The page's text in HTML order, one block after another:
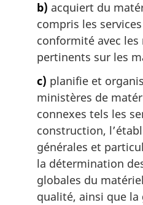
b) acquiert du
compris les
conformité avec les
pertinents sur les
c) planifie et
ministères de
connexes tels les
construction,
générales et
la détermination
globales du
qualité, ainsi que